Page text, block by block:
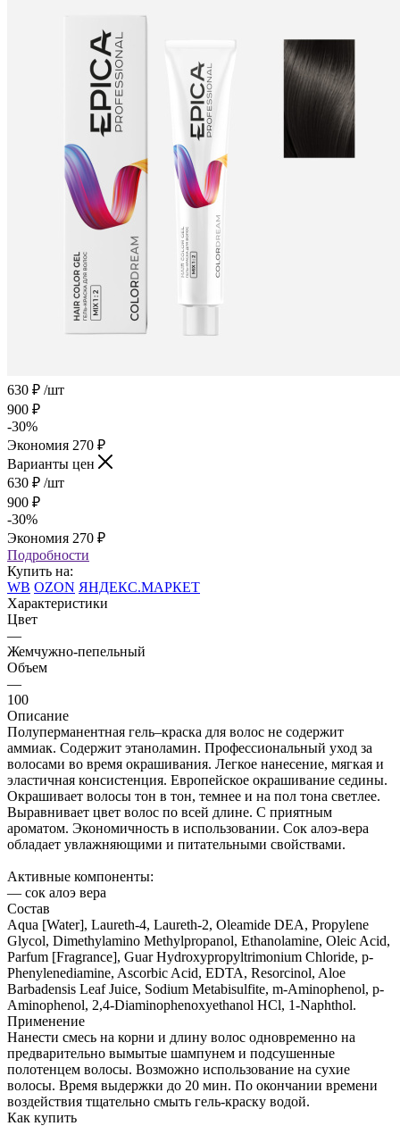
630 ₽ /шт
900 ₽
-30%
Экономия 270 ₽
Варианты цен
630 ₽ /шт
900 ₽
-30%
Экономия 270 ₽
Подробности
Купить на:
WB OZON ЯНДЕКС.МАРКЕТ
Характеристики
Цвет
—
Жемчужно-пепельный
Объем
—
100
Описание
Полуперманентная гель–краска для волос не содержит
аммиак. Содержит этаноламин. Профессиональный уход за
волосами во время окрашивания. Легкое нанесение, мягкая и
эластичная консистенция. Европейское окрашивание седины.
Окрашивает волосы тон в тон, темнее и на пол тона светлее.
Выравнивает цвет волос по всей длине. С приятным
ароматом. Экономичность в использовании. Сок алоэ-вера
обладает увлажняющими и питательными свойствами.
Активные компоненты:
— сок алоэ вера
Состав
Aqua [Water], Laureth-4, Laureth-2, Oleamide DEA, Propylene
Glycol, Dimethylamino Methylpropanol, Ethanolamine, Oleic Acid,
Parfum [Fragrance], Guar Hydroxypropyltrimonium Chloride, p-
Phenylenediamine, Ascorbic Acid, EDTA, Resorcinol, Aloe
Barbadensis Leaf Juice, Sodium Metabisulfite, m-Aminophenol, p-
Aminophenol, 2,4-Diaminophenoxyethanol HCl, 1-Naphthol.
Применение
Нанести смесь на корни и длину волос одновременно на
предварительно вымытые шампунем и подсушенные
полотенцем волосы. Возможно использование на сухие
волосы. Время выдержки до 20 мин. По окончании времени
воздействия тщательно смыть гель-краску водой.
Как купить